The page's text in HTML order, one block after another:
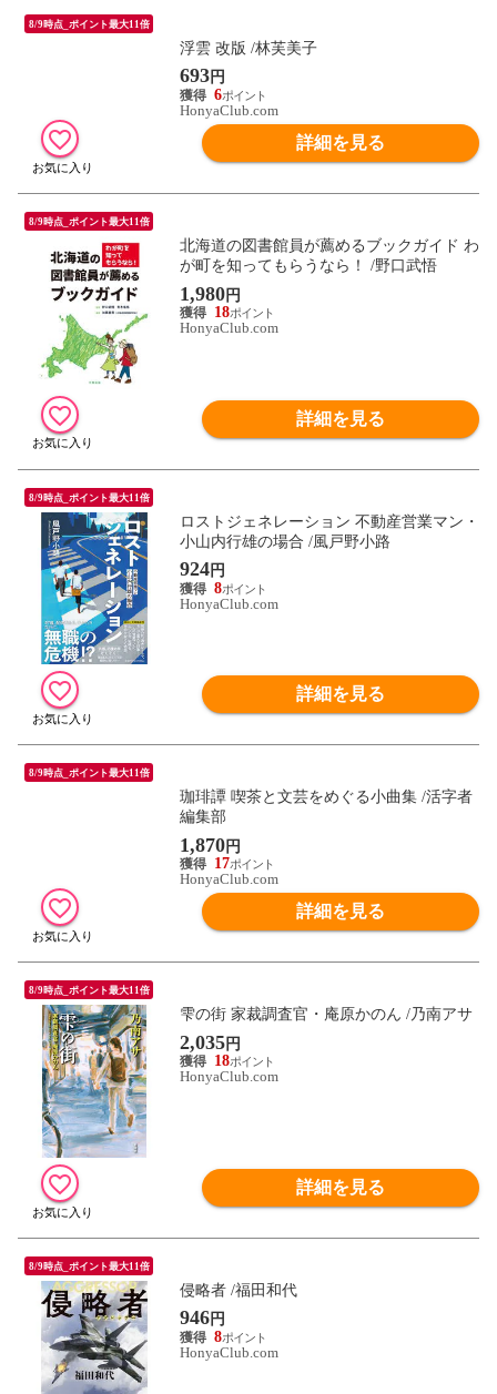
8/9時点_ポイント最大11倍
浮雲 改版 /林芙美子
693円
6
HonyaClub.com
詳細を見る
8/9時点_ポイント最大11倍
北海道の図書館員が薦めるブックガイド わ
が町を知ってもらうなら！ /野口武悟
1,980円
18
HonyaClub.com
詳細を見る
8/9時点_ポイント最大11倍
ロストジェネレーション 不動産営業マン・
小山内行雄の場合 /風戸野小路
924円
8
HonyaClub.com
詳細を見る
8/9時点_ポイント最大11倍
珈琲譚 喫茶と文芸をめぐる小曲集 /活字者
編集部
1,870円
17
HonyaClub.com
詳細を見る
8/9時点_ポイント最大11倍
雫の街 家裁調査官・庵原かのん /乃南アサ
2,035円
18
HonyaClub.com
詳細を見る
8/9時点_ポイント最大11倍
侵略者 /福田和代
946円
8
HonyaClub.com